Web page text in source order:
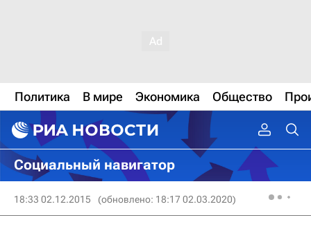
Политика В мире Экономика Общество
Социальный навигатор
18:33 02.12.2015 (обновлено: 18:17 02.03.2020)